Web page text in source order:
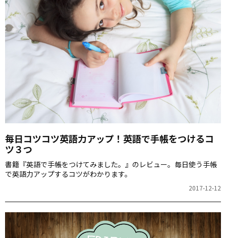
毎日コツコツ英語力アップ！英語で手帳をつけるコ
ツ３つ
書籍『英語で手帳をつけてみました。』のレビュー。毎日使う手帳
で英語力アップするコツがわかります。
2017-12-12